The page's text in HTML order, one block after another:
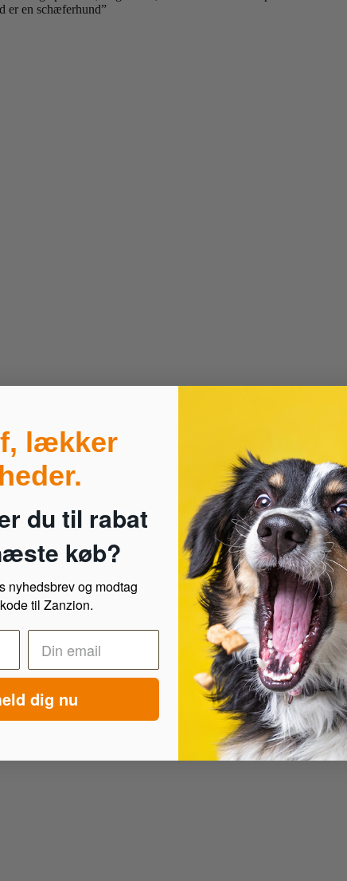
er en schæferhund”
lækker
du til rabat
køb?
nyhedsbrev og modtag
til Zanzion.
dig nu